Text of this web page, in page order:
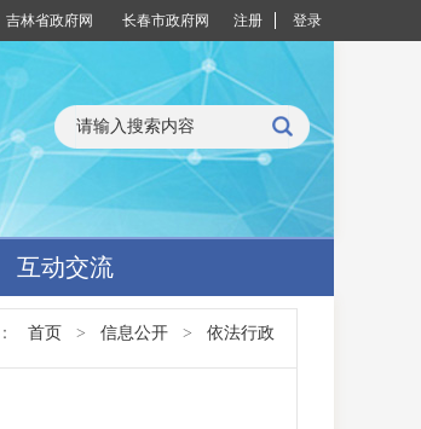
吉林省政府网 长春市政府网 注册 登录
互动交流
首页 > 信息公开 > 依法行政